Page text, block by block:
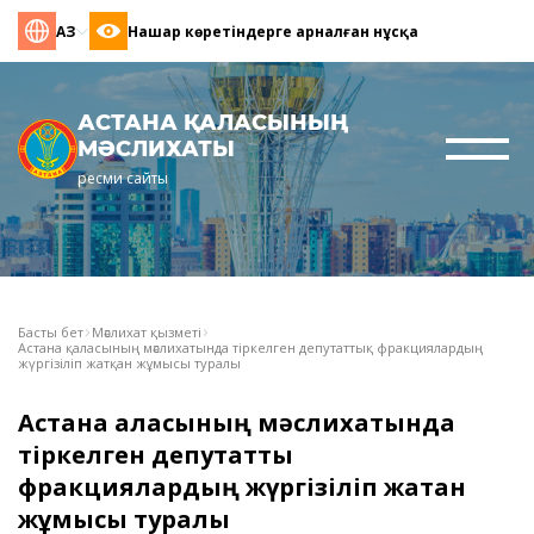
ҚАЗ Нашар көретіндерге арналған нұсқа
АСТАНА ҚАЛАСЫНЫҢ
МӘСЛИХАТЫ
ресми сайты
Басты бет Мәслихат қызметі
Астана қаласының мәслихатында тіркелген депутаттық фракциялардың
жүргізіліп жатқан жұмысы туралы
Астана қаласының мәслихатында
тіркелген депутаттық
фракциялардың жүргізіліп жатқан
жұмысы туралы